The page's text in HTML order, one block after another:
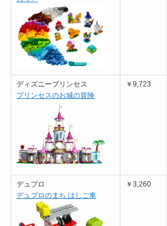
ディズニープリンセス
プリンセスのお城の冒険
￥9,723
デュプロ
デュプロのまち はしご車
￥3,260